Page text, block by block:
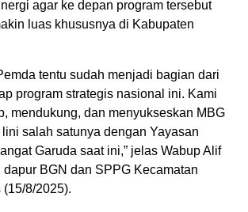
agar ke depan program tersebut
luas khususnya di Kabupaten
tentu sudah menjadi bagian dari
program strategis nasional ini. Kami
mendukung, dan menyukseskan MBG
salah satunya dengan Yayasan
Garuda saat ini,” jelas Wabup Alif
BGN dan SPPG Kecamatan
(15/8/2025).